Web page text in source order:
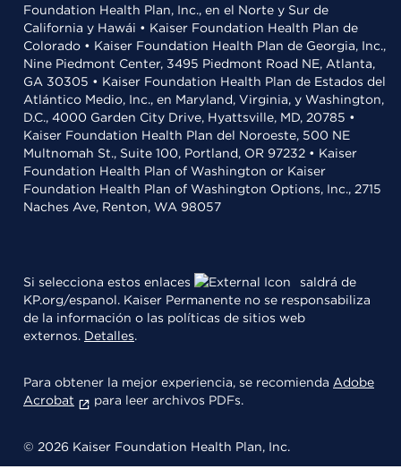
Foundation Health Plan, Inc., en el Norte y Sur de
California y Hawái • Kaiser Foundation Health Plan de
Colorado • Kaiser Foundation Health Plan de Georgia, Inc.,
Nine Piedmont Center, 3495 Piedmont Road NE, Atlanta,
GA 30305 • Kaiser Foundation Health Plan de Estados del
Atlántico Medio, Inc., en Maryland, Virginia, y Washington,
D.C., 4000 Garden City Drive, Hyattsville, MD, 20785 •
Kaiser Foundation Health Plan del Noroeste, 500 NE
Multnomah St., Suite 100, Portland, OR 97232 • Kaiser
Foundation Health Plan of Washington or Kaiser
Foundation Health Plan of Washington Options, Inc., 2715
Naches Ave, Renton, WA 98057
Si selecciona estos enlaces
saldrá de
KP.org/espanol. Kaiser Permanente no se responsabiliza
de la información o las políticas de sitios web
externos. Detalles.
Para obtener la mejor experiencia, se recomienda Adobe
Acrobat
para leer archivos PDFs.
© 2026 Kaiser Foundation Health Plan, Inc.